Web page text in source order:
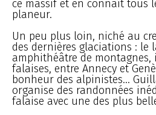
ce massif et en connaît tous
planeur.
Un peu plus loin, niché au
des dernières glaciations : le
amphithéâtre de
falaises, entre Annecy et
bonheur des alpinistes...
organise des randonnées
falaise avec une des plus